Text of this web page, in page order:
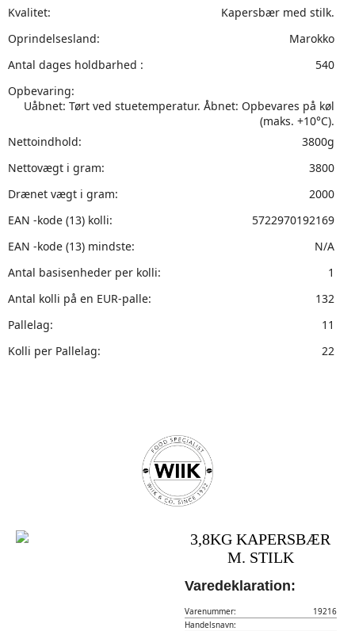
Kvalitet:
Kapersbær med stilk.
Oprindelsesland:
Marokko
Antal dages holdbarhed :
540
Opbevaring:
Uåbnet: Tørt ved stuetemperatur. Åbnet: Opbevares på køl
(maks. +10°C).
Nettoindhold:
3800g
Nettovægt i gram:
3800
Drænet vægt i gram:
2000
EAN -kode (13) kolli:
5722970192169
EAN -kode (13) mindste:
N/A
Antal basisenheder per kolli:
1
Antal kolli på en EUR-palle:
132
Pallelag:
11
Kolli per Pallelag:
22
3,8KG KAPERSBÆR
M. STILK
Varedeklaration:
Varenummer:
19216
Handelsnavn: